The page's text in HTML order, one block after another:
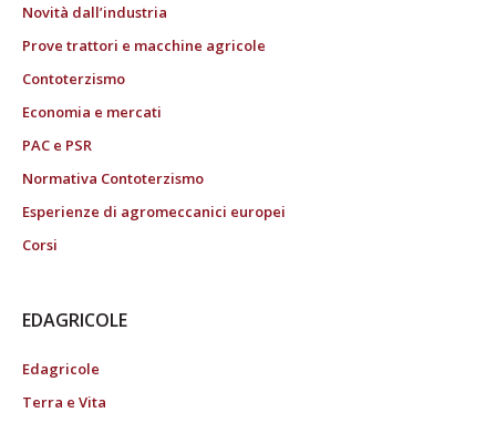
Novità dall’industria
Prove trattori e macchine agricole
Contoterzismo
Economia e mercati
PAC e PSR
Normativa Contoterzismo
Esperienze di agromeccanici europei
Corsi
EDAGRICOLE
Edagricole
Terra e Vita